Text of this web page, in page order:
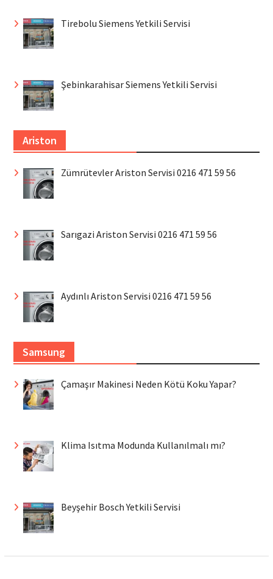
Tirebolu Siemens Yetkili Servisi
Şebinkarahisar Siemens Yetkili Servisi
Ariston
Zümrütevler Ariston Servisi 0216 471 59 56
Sarıgazi Ariston Servisi 0216 471 59 56
Aydınlı Ariston Servisi 0216 471 59 56
Samsung
Çamaşır Makinesi Neden Kötü Koku Yapar?
Klima Isıtma Modunda Kullanılmalı mı?
Beyşehir Bosch Yetkili Servisi